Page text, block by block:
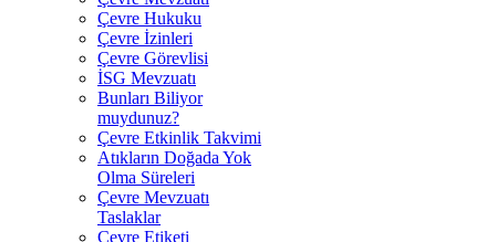
Çevre Hukuku
Çevre İzinleri
Çevre Görevlisi
İSG Mevzuatı
Bunları Biliyor
muydunuz?
Çevre Etkinlik Takvimi
Atıkların Doğada Yok
Olma Süreleri
Çevre Mevzuatı
Taslaklar
Çevre Etiketi